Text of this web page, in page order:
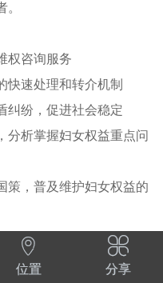
权咨询服务
速处理和转介机制
纷，促进社会稳定
析掌握妇女权益重点问
，普及维护妇女权益的

位置

分享